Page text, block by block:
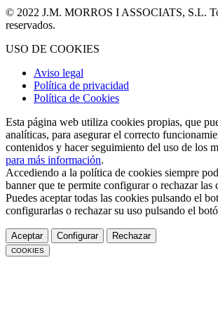
© 2022 J.M. MORROS I ASSOCIATS, S.L.
reservados.
USO DE COOKIES
Aviso legal
Política de privacidad
Política de Cookies
Esta página web utiliza cookies propias, que
analíticas, para asegurar el correcto
contenidos y hacer seguimiento del uso de los
para más información.
Accediendo a la política de cookies siempre
banner que te permite configurar o rechazar las
Puedes aceptar todas las cookies pulsando el
configurarlas o rechazar su uso pulsando el
Aceptar Configurar Rechazar
COOKIES